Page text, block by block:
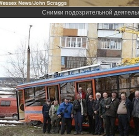
Снимки подозрительной